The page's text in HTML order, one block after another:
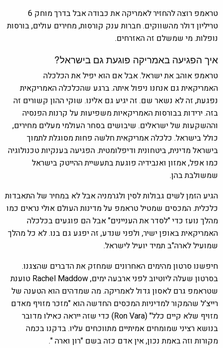
טראמפ רוצה להחזיר לאמריקה את כבודה אבל בדרך מוחק 6
טריליון דולר מהשווקים. חברות ענק קורסות, מחירים עולים, בורסות
נופלות. מי שמשלם זה האזרחים.
איך הפגיעה באמריקה פוגעת גם בישראל?
טראמפ אוהב את ישראל. אבל אם הוא יפיל את הכלכלה
האמריקאית גם אנחנו ניפול איתה. ברגע שהכלכלה האמריקאית
נפגעת, זה לא נשאר שם. זה יגיע גם אלינו. שוקי ההון קשורים זה
בזה. ירידות בבורסות האמריקאיות משפיעות על קרנות הפנסיה
וההשקעות של ישראלים. שיבושים בסחר העולמי מעלים מחירים,
כולל בישראל. כלכלה אמריקאית חלשה פחות מסוגלת לתמוך
בישראל מדינית, ביטחונית ודיפלומטית. הפגיעה בענקיות טכנולוגיה
כמו אפל, אמזון ואנבידיה פוגעת בתעשיית ההייטק בישראל
שמשולבת בהן.
הגיע הזמן לשים גבולות לסין ולגרמניה אבל לא במחיר של התאבדות
כלכלית. המכסים שמטיל טראמפ על מדינות העולם אולי נראים כמו
מהלך נועז כדי "לסדר את העניינים" אבל הם פוגעים בכלכלה
האמריקאית באופן ישיר, ולפני שנדע, זה יפגע גם בנו. לא כל מהלך
שמועיל לארה"ב תמיד יועיל לישראל.
חיפשנו סרטון מהימים האחרונים שמחזק את הדברים שהצגנו.
בסרטון שעלה ליוטיוב לפני ארבעה ימים, Rachel Maddow טוענת
שטראמפ גרם לאסון גדול לאמריקה. מה שמדהים הוא הטענה של
רייצ'ל שהמקור למדיניות המכסים החדשה הוא "מזכר מזויף מאדם
מזויף שלא קיים כלל" (Ron Vara) כדי שזה ייראה כאילו מדובר
בנושא רציני שמומחים אמיתיים מתווכחים עליו. בדקנו בכמה
מקורות וזה באמת נכון, אין אדם כזה בשם "רון וארה ".